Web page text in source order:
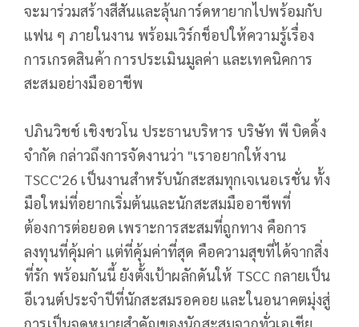
จะมาร่วมสร้างสีสันและลุ้นการ์ดหายากไปพร้อมกับ
แฟน ๆ ภายในงาน พร้อมเวิร์กช็อปให้ความรู้เรื่อง
การเกรดสินค้า การประเมินมูลค่า และเทคนิคการ
สะสมอย่างมืออาชีพ
ปภินวิชช์ เชิงชวโน ประธานบริหาร บริษัท พี บิดดิ้ง
จำกัด กล่าวถึงการจัดงานว่า "เราอยากให้งาน
TSCC'26 เป็นงานสำหรับนักสะสมทุกเจเนอเรชั่น ทั้ง
มือใหม่ที่อยากเริ่มต้นและนักสะสมมืออาชีพที่
ต้องการต่อยอด เพราะการสะสมที่ถูกทาง คือการ
ลงทุนที่คุ้มค่า แต่ที่คุ้มค่าที่สุด คือความสุขที่ได้จากสิ่ง
ที่รัก พร้อมกันนี้ ยังตั้งเป้าผลักดันให้ TSCC กลายเป็น
อีเวนต์ประจำปีที่นักสะสมรอคอย และในอนาคตมุ่งสู่
การเป็นจุดหมายสำคัญของนักสะสมจากทั่วเอเชีย